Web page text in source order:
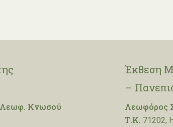
Λεωφ. Κνωσού
Έκθεση
–
Λεωφόρος
Τ.Κ. 71202,